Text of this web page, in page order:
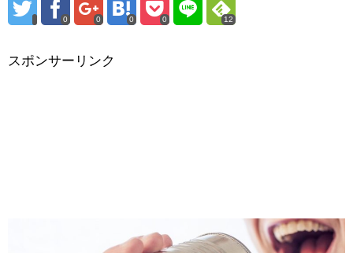
0 0 0 0 12
スポンサーリンク